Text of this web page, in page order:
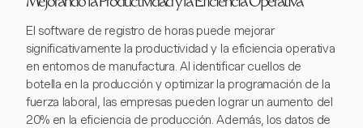
Mejorando la Productividad y la Eficiencia Operativa
El software de registro de horas puede mejorar
significativamente la productividad y la eficiencia operativa
en entornos de manufactura. Al identificar cuellos de
botella en la producción y optimizar la programación de la
fuerza laboral, las empresas pueden lograr un aumento del
20% en la eficiencia de producción. Además, los datos de